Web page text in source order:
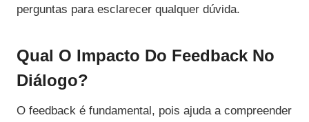
perguntas para esclarecer qualquer dúvida.
Qual O Impacto Do Feedback No
Diálogo?
O feedback é fundamental, pois ajuda a compreender